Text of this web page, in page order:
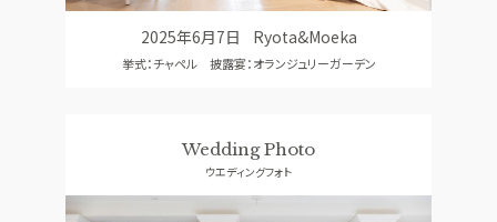
プラン 挙式
披露宴会場
CUISINE
料理
LOCATION PHOTO
ロケーションフォト
ACCESS
アクセス
2025年6月7日 Ryota&Moeka
挙式：チャペル 披露宴：オランジュリーガーデン
Wedding Photo
ウエディングフォト